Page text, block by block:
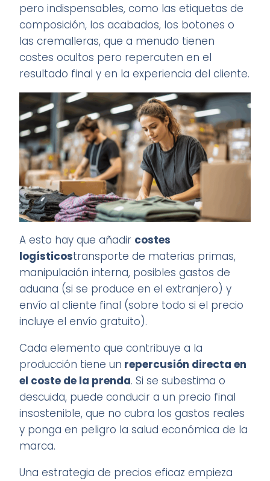
pero indispensables, como las etiquetas de
composición, los acabados, los botones o
las cremalleras, que a menudo tienen
costes ocultos pero repercuten en el
resultado final y en la experiencia del cliente.
A esto hay que añadir costes
logísticostransporte de materias primas,
manipulación interna, posibles gastos de
aduana (si se produce en el extranjero) y
envío al cliente final (sobre todo si el precio
incluye el envío gratuito).
Cada elemento que contribuye a la
producción tiene un repercusión directa en
el coste de la prenda. Si se subestima o
descuida, puede conducir a un precio final
insostenible, que no cubra los gastos reales
y ponga en peligro la salud económica de la
marca.
Una estrategia de precios eficaz empieza